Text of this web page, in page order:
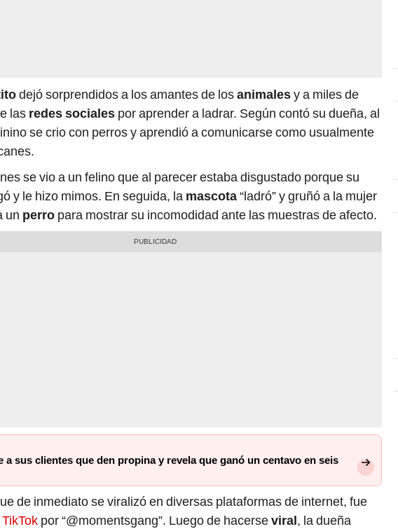
dejó sorprendidos a los amantes de losanimalesy a miles de
las redes sociales por aprender a ladrar. Según contó su dueña, al
se crio con perros y aprendió a comunicarse como usualmente
se vio a un felino que al parecer estaba disgustado porque su
y le hizo mimos. En seguida, la mascota“ladró” y gruñó a la mujer
un perro para mostrar su incomodidad ante las muestras de afecto.
a sus clientes que den propina y revela que ganó un centavo en seis
de inmediato se viralizó en diversas plataformas de internet, fue
TikTok por “@momentsgang”. Luego de hacerseviral, la dueña